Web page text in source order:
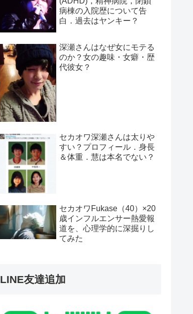
病棟の入院歴について告
白．過去はヤンキー？
深瀬さんはなぜ女にモテる
のか？女の趣味・女癖・歴
代彼女？
セカオワ深瀬さんは太りや
すい？プロフィール．身長
＆体重．慧は本名でない？
セカオワFukase（40）×20
歳インフルエンサー熱愛報
道を、心理学的に深掘りし
てみた
LINE友達追加